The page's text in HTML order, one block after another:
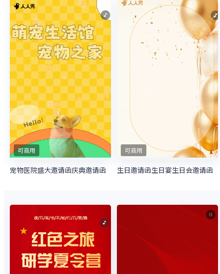
可商用
宠物医院盛大邀请函庆典邀请函
可商用
生日邀请函生日宴生日会邀请函